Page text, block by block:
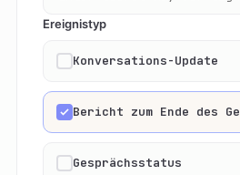
Ereignistyp
Konversations-Update
Bericht zum Ende des
Gesprächsstatus